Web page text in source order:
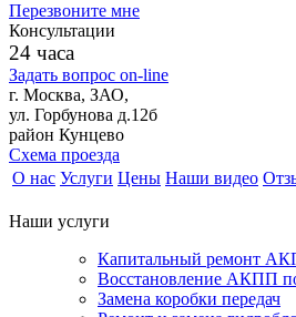
Перезвоните мне
Консультации
24 часа
Задать вопрос on-line
г. Москва, ЗАО,
ул. Горбунова д.12б
район Кунцево
Схема проезда
О нас Услуги Цены Наши видео
Наши услуги
Капитальный ремонт
Восстановление АКПП
Замена коробки передач